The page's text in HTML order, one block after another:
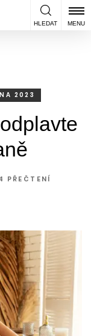
HLEDAT MENU
2023
PŘEČTENÍ